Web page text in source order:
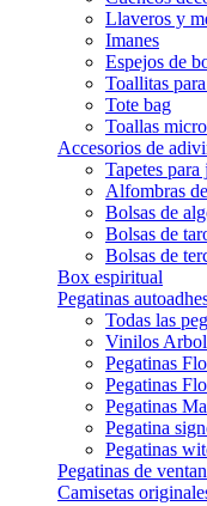
Llaveros y
Imanes
Espejos de
Toallitas
Tote bag
Toallas
Accesorios de
Tapetes para
Alfombras
Bolsas de
Bolsas de
Bolsas de
Box espiritual
Pegatinas
Todas las
Vinilos
Pegatinas
Pegatinas
Pegatinas
Pegatina
Pegatinas
Pegatinas de
Camisetas